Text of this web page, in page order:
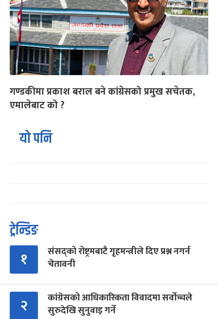
गण्डकीमा प्रकाश बराल बने कांग्रेसको प्रमुख सचेतक,
एमालेबाट को ?
यो पनि
ट्रेन्डिङ
१
संसद्को रोष्ट्रमबाटै गृहमन्त्रीले दिए प्रश्न नगर्न
चेतावनी
२
कांग्रेसको आधिकारिकता विवादमा सर्वोच्चले
सुरुदेखि सुनुवाइ गर्ने